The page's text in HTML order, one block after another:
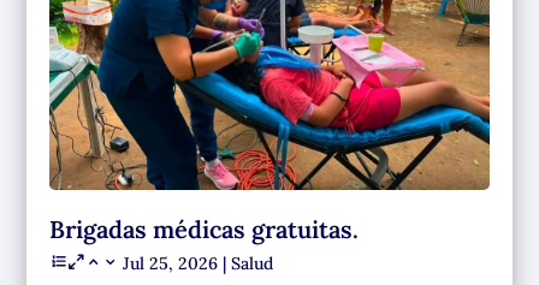
Brigadas médicas gratuitas.
Jul 25, 2026 |Salud